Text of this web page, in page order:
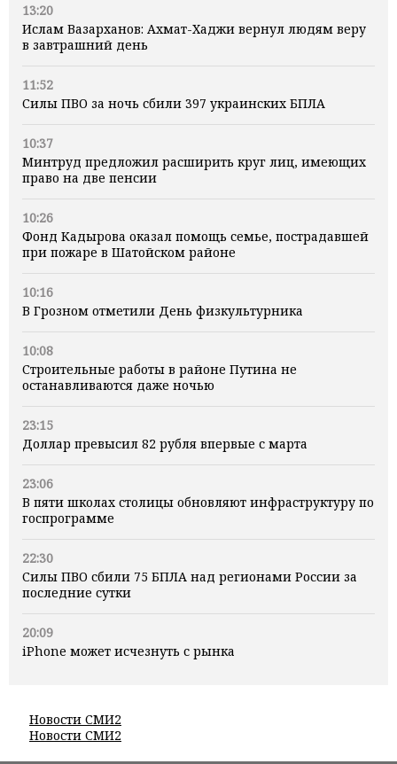
13:20
Ислам Вазарханов: Ахмат-Хаджи вернул людям веру
в завтрашний день
11:52
Силы ПВО за ночь сбили 397 украинских БПЛА
10:37
Минтруд предложил расширить круг лиц, имеющих
право на две пенсии
10:26
Фонд Кадырова оказал помощь семье, пострадавшей
при пожаре в Шатойском районе
10:16
В Грозном отметили День физкультурника
10:08
Строительные работы в районе Путина не
останавливаются даже ночью
23:15
Доллар превысил 82 рубля впервые с марта
23:06
В пяти школах столицы обновляют инфраструктуру по
госпрограмме
22:30
Силы ПВО сбили 75 БПЛА над регионами России за
последние сутки
20:09
iPhone может исчезнуть с рынка
Новости СМИ2
Новости СМИ2